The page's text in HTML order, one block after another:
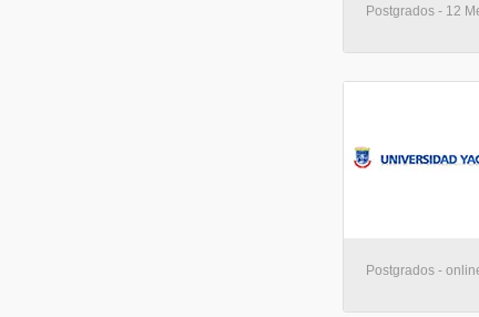
Postgrados - 12
Postgrados -